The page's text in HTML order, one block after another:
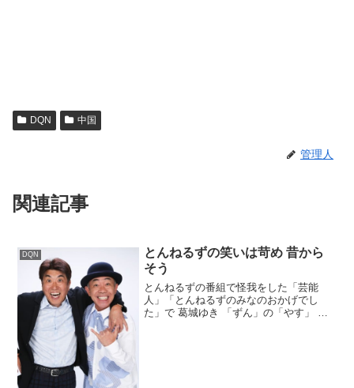
DQN 中国
管理人
関連記事
DQN
とんねるずの笑いは苛め 昔から
そう
とんねるずの番組で怪我をした「芸能
人」「とんねるずのみなのおかげでし
た」で 葛城ゆき 「ずん」の「やす」 小